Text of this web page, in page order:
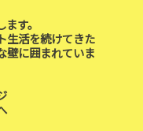
す。
生活を続けてきた
壁に囲まれていま